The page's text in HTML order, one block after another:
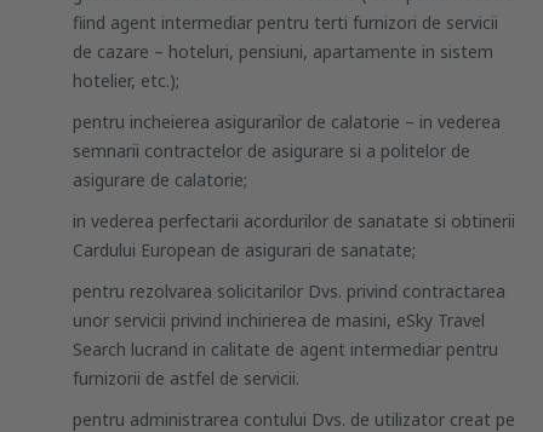
fiind agent intermediar pentru terti furnizori de servicii
de cazare – hoteluri, pensiuni, apartamente in sistem
hotelier, etc.);
pentru incheierea asigurarilor de calatorie – in vederea
semnarii contractelor de asigurare si a politelor de
asigurare de calatorie;
in vederea perfectarii acordurilor de sanatate si obtinerii
Cardului European de asigurari de sanatate;
pentru rezolvarea solicitarilor Dvs. privind contractarea
unor servicii privind inchirierea de masini, eSky Travel
Search lucrand in calitate de agent intermediar pentru
furnizorii de astfel de servicii.
pentru administrarea contului Dvs. de utilizator creat pe